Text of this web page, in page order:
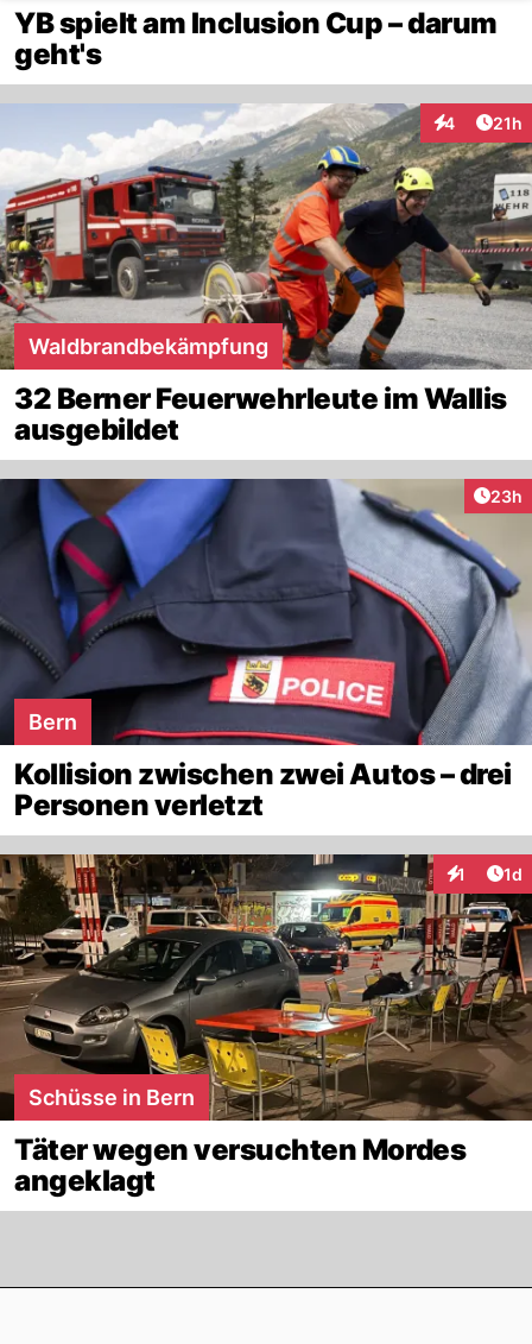
YB spielt am Inclusion Cup – darum
geht's
4
Interaktionen
21h
Waldbrandbekämpfung
32 Berner Feuerwehrleute im Wallis
ausgebildet
23h
Bern
Kollision zwischen zwei Autos – drei
Personen verletzt
1 1d
Schüsse in Bern
Täter wegen versuchten Mordes
angeklagt